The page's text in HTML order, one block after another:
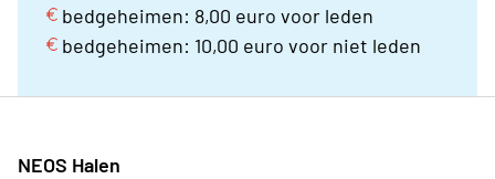
bedgeheimen: 8,00 euro voor leden
bedgeheimen: 10,00 euro voor niet leden
NEOS Halen